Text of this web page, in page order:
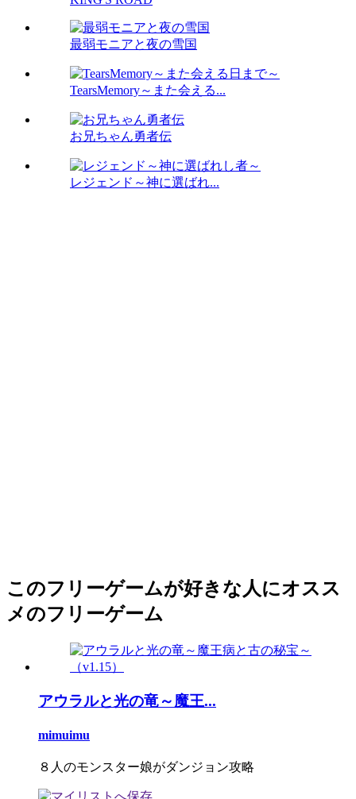
最弱モニアと夜の雪国
TearsMemory～また会える...
お兄ちゃん勇者伝
レジェンド～神に選ばれ...
このフリーゲームが好きな人にオスス
メのフリーゲーム
アウラルと光の竜～魔王...
mimuimu
８人のモンスター娘がダンジョン攻略